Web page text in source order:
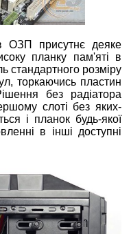
ОЗП присутнє деяке
планку пам'яті в
стандартного розміру
торкаючись пластин
без радіатора
слоті без яких-
і планок будь-якої
в інші доступні